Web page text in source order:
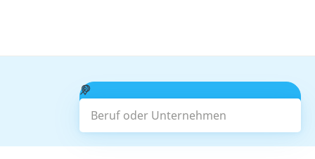
Beruf oder Unternehmen
Suchen